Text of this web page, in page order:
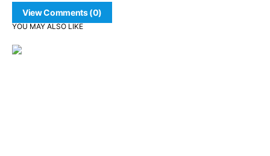
View Comments (0)
YOU MAY ALSO LIKE